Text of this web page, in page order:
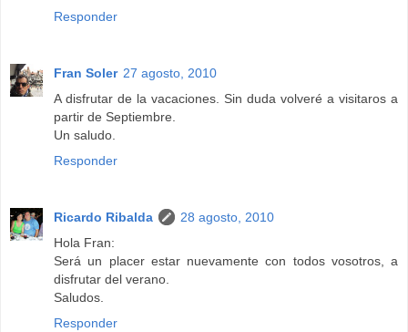
Responder
Fran Soler 27 agosto, 2010
A disfrutar de la vacaciones. Sin duda volveré a visitaros a
partir de Septiembre.
Un saludo.
Responder
Ricardo Ribalda
28 agosto, 2010
Hola Fran:
Será un placer estar nuevamente con todos vosotros, a
disfrutar del verano.
Saludos.
Responder